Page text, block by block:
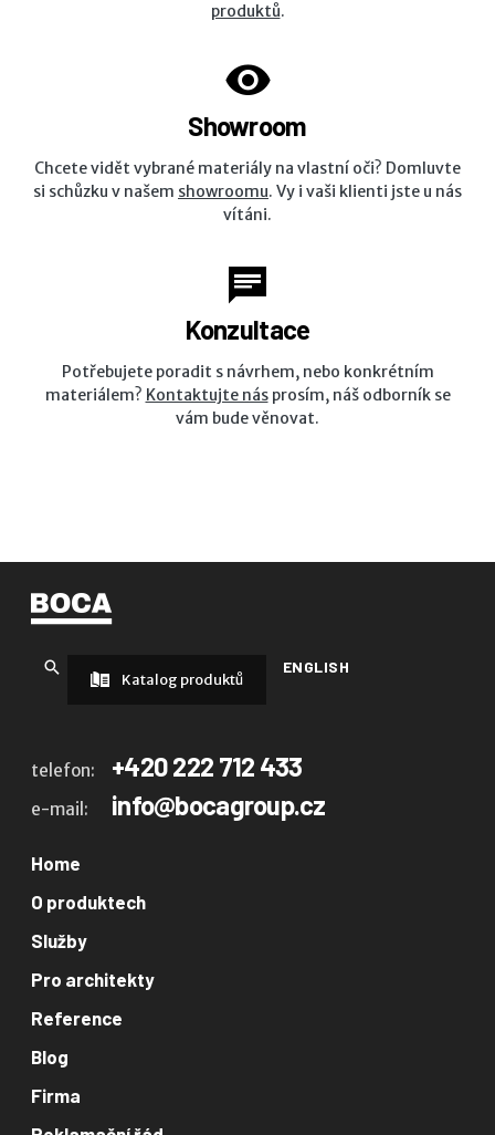
produktů.
Showroom
Chcete vidět vybrané materiály na vlastní oči? Domluvte
si schůzku v našem showroomu. Vy i vaši klienti jste u nás
vítáni.
Konzultace
Potřebujete poradit s návrhem, nebo konkrétním
materiálem? Kontaktujte násprosím, náš odborník se
vám bude věnovat.
ENGLISH
Katalog produktů
telefon: +420 222 712 433
e-mail: info@bocagroup.cz
Home
O produktech
Služby
Pro architekty
Reference
Blog
Firma